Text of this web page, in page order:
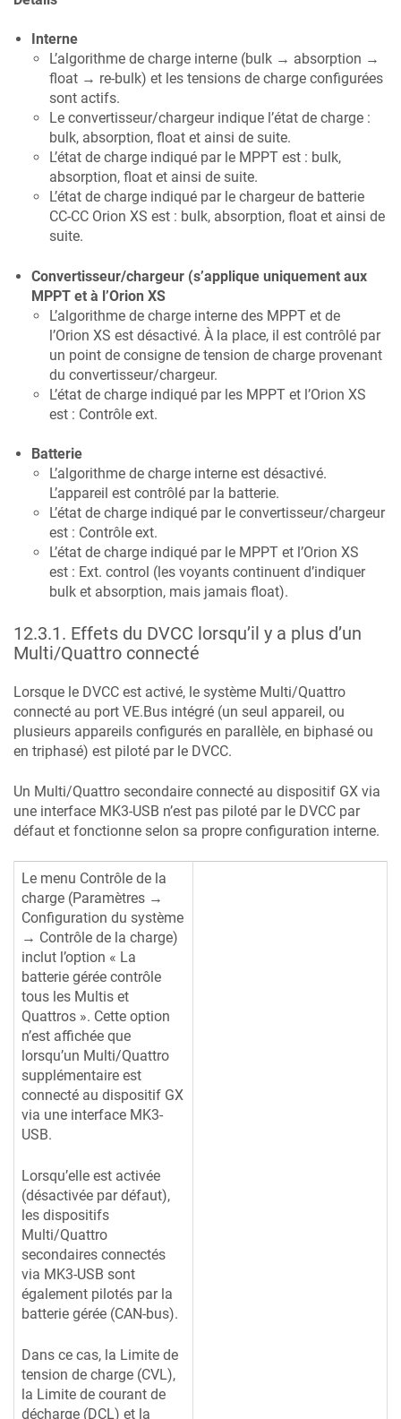
Interne
L’algorithme de charge interne (bulk → absorption →
float → re-bulk) et les tensions de charge configurées
sont actifs.
Le convertisseur/chargeur indique l’état de charge :
bulk, absorption, float et ainsi de suite.
L’état de charge indiqué par le MPPT est : bulk,
absorption, float et ainsi de suite.
L’état de charge indiqué par le chargeur de batterie
CC-CC Orion XS est : bulk, absorption, float et ainsi de
suite.
Convertisseur/chargeur (s’applique uniquement aux
MPPT et à l’Orion XS
L’algorithme de charge interne des MPPT et de
l’Orion XS est désactivé. À la place, il est contrôlé par
un point de consigne de tension de charge provenant
du convertisseur/chargeur.
L’état de charge indiqué par les MPPT et l’Orion XS
est : Contrôle ext.
Batterie
L’algorithme de charge interne est désactivé.
L’appareil est contrôlé par la batterie.
L’état de charge indiqué par le convertisseur/chargeur
est : Contrôle ext.
L’état de charge indiqué par le MPPT et l’Orion XS
est : Ext. control (les voyants continuent d’indiquer
bulk et absorption, mais jamais float).
12.3.1 . Effets du DVCC lorsqu’il y a plus d’un
Multi/Quattro connecté
Lorsque le DVCC est activé, le système Multi/Quattro
connecté au port VE.Bus intégré (un seul appareil, ou
plusieurs appareils configurés en parallèle, en biphasé ou
en triphasé) est piloté par le DVCC.
Un Multi/Quattro secondaire connecté au dispositif GX via
une interface MK3-USB n’est pas piloté par le DVCC par
défaut et fonctionne selon sa propre configuration interne.
Le menu Contrôle de la
charge (Paramètres →
Configuration du système
→ Contrôle de la charge)
inclut l’option « La
batterie gérée contrôle
tous les Multis et
Quattros ». Cette option
n’est affichée que
lorsqu’un Multi/Quattro
supplémentaire est
connecté au dispositif GX
via une interface MK3-
USB.
Lorsqu’elle est activée
(désactivée par défaut),
les dispositifs
Multi/Quattro
secondaires connectés
via MK3-USB sont
également pilotés par la
batterie gérée (CAN-bus).
Dans ce cas, la Limite de
tension de charge (CVL),
la Limite de courant de
décharge (DCL) et la